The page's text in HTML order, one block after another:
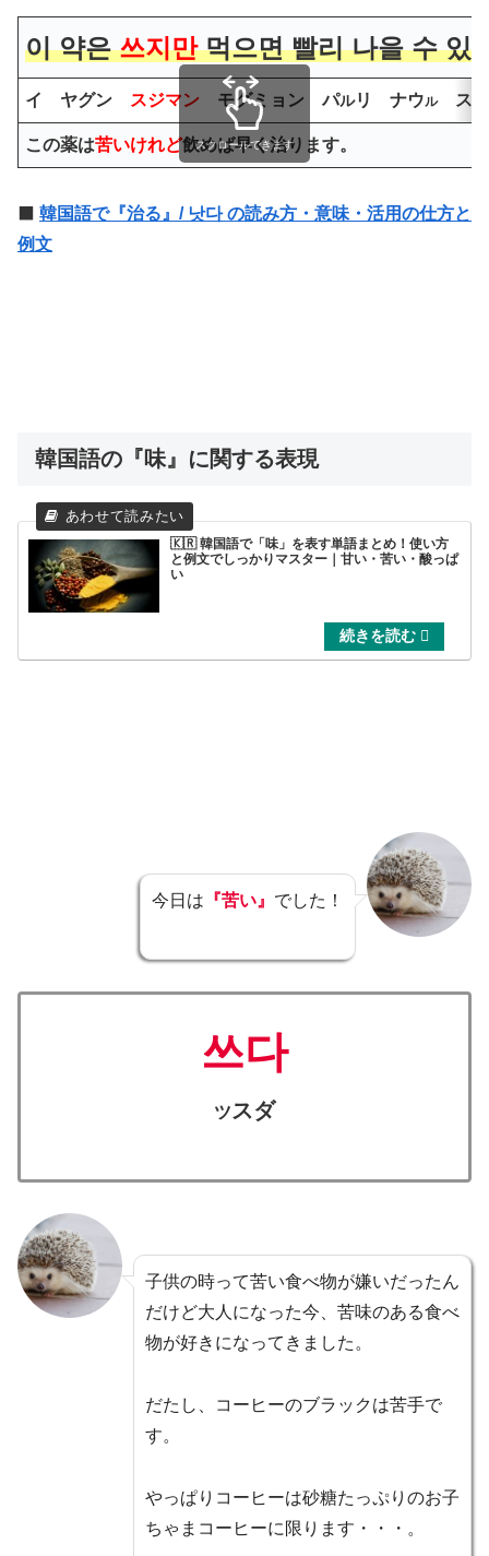
이 약은쓰지만먹으면 빨리 나을 수 있
イ ヤグン スジマン モグミョン パルリ ナウルス
この薬は苦いけれど飲めば早く治ります。
スクロールできます
韓国語で『治る』/ 낫다 の読み方・意味・活用の仕方と
例文
韓国語の『味』に関する表現
🇰🇷 韓国語で「味」を表す単語まとめ！使い方
と例文でしっかりマスター｜甘い・苦い・酸っぱ
い
今日は 『苦い』 でした！
쓰다
ツスダ
子供の時って苦い食べ物が嫌いだったん
だけど大人になった今、苦味のある食べ
物が好きになってきました。
だたし、コーヒーのブラックは苦手で
す。
やっぱりコーヒーは砂糖たっぷりのお子
ちゃまコーヒーに限ります・・・。